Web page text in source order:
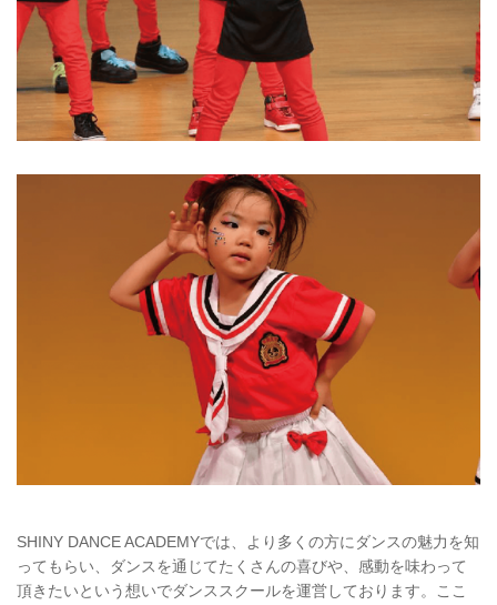
SHINY DANCE ACADEMYでは、より多くの方にダンスの魅力を知
ってもらい、ダンスを通じてたくさんの喜びや、感動を味わって
頂きたいという想いでダンススクールを運営しております。ここ